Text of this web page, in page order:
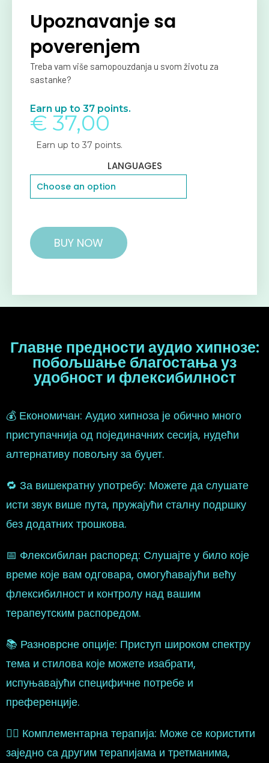
Upoznavanje sa
poverenjem
Treba vam više samopouzdanja u svom životu za
sastanke?
Earn up to 37 points.
€ 37,00
Earn up to 37 points.
LANGUAGES
BUY NOW
Главне предности аудио хипнозе:
побољшање благостања уз
удобност и флексибилност
💰 Економичан: Аудио хипноза је обично много
приступачнија од појединачних сесија, нудећи
алтернативу повољну за буџет.
🔁 За вишекратну употребу: Можете да слушате
исти звук више пута, пружајући сталну подршку
без додатних трошкова.
📅 Флексибилан распоред: Слушајте у било које
време које вам одговара, омогућавајући већу
флексибилност и контролу над вашим
терапеутским распоредом.
📚 Разноврсне опције: Приступ широком спектру
тема и стилова које можете изабрати,
испуњавајући специфичне потребе и
преференције.
🧘‍♀ Комплементарна терапија: Може се користити
заједно са другим терапијама и третманима,